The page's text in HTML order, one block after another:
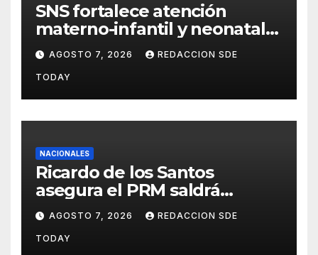
SNS fortalece atención
materno-infantil y neonatal
con nuevas estrategias y
avances en la Red Pública de
Salud
AGOSTO 7, 2026 REDACCION SDE
TODAY
NACIONALES
Ricardo de los Santos
asegura el PRM saldrá
fortalecido del proceso
interno para escoger nuevas
autoridades
AGOSTO 7, 2026 REDACCION SDE
TODAY